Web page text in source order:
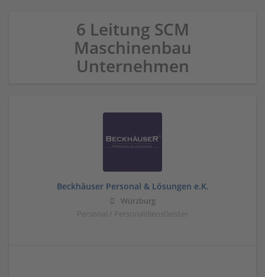
6 Leitung SCM
Maschinenbau
Unternehmen
Beckhäuser Personal & Lösungen e.K.
Würzburg
Personal / Personaldienstleister